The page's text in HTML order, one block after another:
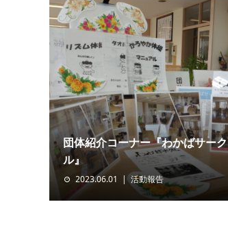
団体紹介コーナー『わかばサーク
ル』
2023.06.01 活動報告